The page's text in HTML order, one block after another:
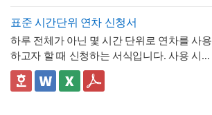
표준 시간단위 연차 신청서
하루 전체가 아닌 몇 시간 단위로 연차를 사용
하고자 할 때 신청하는 서식입니다. 사용 시간
을 연차 일수로 환산하는 기준표를 계약서 자
체에 포함하고 있어, 신청자와 승인자 모두 몇
✅ 이 서식의 구성 특징